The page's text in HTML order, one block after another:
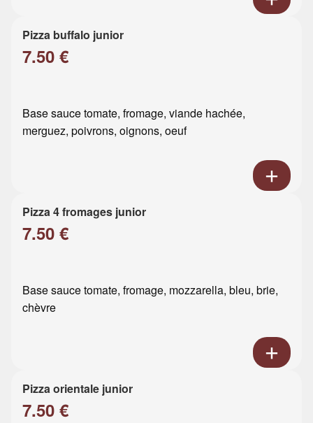
Pizza buffalo junior
7.50 €
Base sauce tomate, fromage, viande hachée,
merguez, poivrons, oignons, oeuf
Pizza 4 fromages junior
7.50 €
Base sauce tomate, fromage, mozzarella, bleu, brie,
chèvre
Pizza orientale junior
7.50 €